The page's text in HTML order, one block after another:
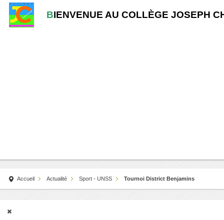
BIENVENUE AU COLLÈGE JOSEPH
Accueil Actualité Sport - UNSS Tournoi District Benjamins